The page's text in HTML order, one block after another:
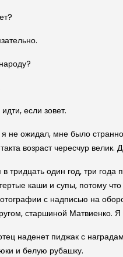
если зовет.
я не ожидал, мне было
возраст чересчур
тридцать один год, три
каши и супы, потому
с надписью на
старшиной Матвиенко. Я
наденет пиджак с
и белую рубашку.